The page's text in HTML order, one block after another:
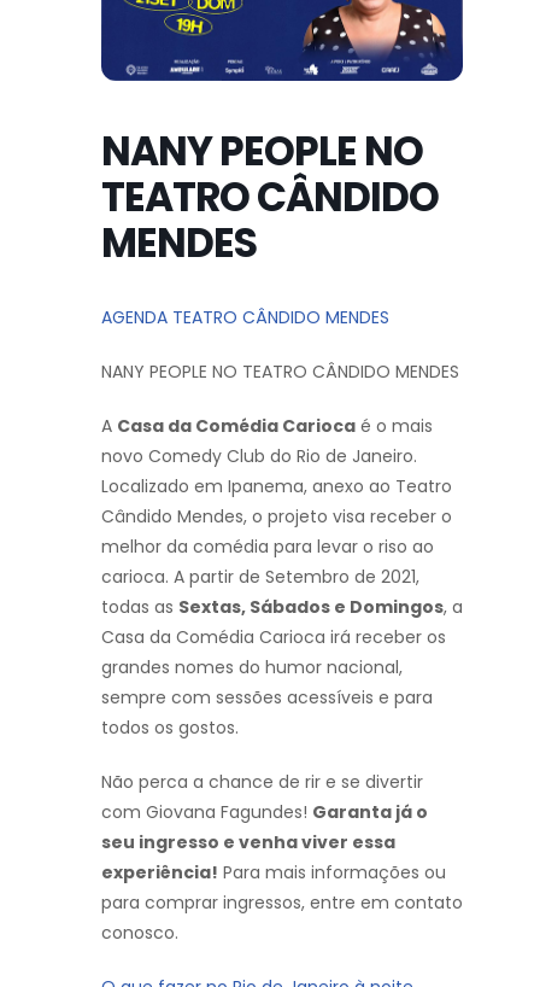
NANY PEOPLE NO
TEATRO CÂNDIDO
MENDES
AGENDA TEATRO CÂNDIDO MENDES
NANY PEOPLE NO TEATRO CÂNDIDO MENDES
A Casa da Comédia Carioca é o mais
novo Comedy Club do Rio de Janeiro.
Localizado em Ipanema, anexo ao Teatro
Cândido Mendes, o projeto visa receber o
melhor da comédia para levar o riso ao
carioca. A partir de Setembro de 2021,
todas as Sextas, Sábados e Domingos, a
Casa da Comédia Carioca irá receber os
grandes nomes do humor nacional,
sempre com sessões acessíveis e para
todos os gostos.
Não perca a chance de rir e se divertir
com Giovana Fagundes! Garanta já o
seu ingresso e venha viver essa
experiência! Para mais informações ou
para comprar ingressos, entre em contato
conosco.